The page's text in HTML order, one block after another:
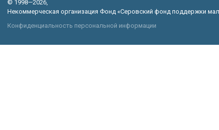
© 1998—2026,
Некоммерческая организация Фонд «Серовский фонд поддержки
Конфиденциальность персональной информации